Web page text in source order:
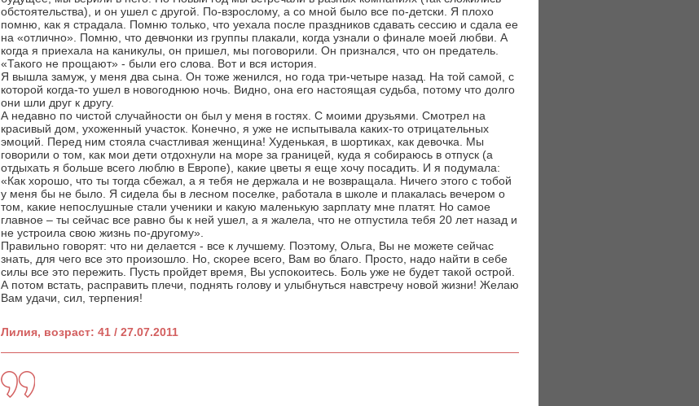
обстоятельства), и он ушел с другой. По-взрослому, а со мной было все по-детски. Я плохо
помню, как я страдала. Помню только, что уехала после праздников сдавать сессию и сдала ее
на «отлично». Помню, что девчонки из группы плакали, когда узнали о финале моей любви. А
когда я приехала на каникулы, он пришел, мы поговорили. Он признался, что он предатель.
«Такого не прощают» - были его слова. Вот и вся история.
Я вышла замуж, у меня два сына. Он тоже женился, но года три-четыре назад. На той самой, с
которой когда-то ушел в новогоднюю ночь. Видно, она его настоящая судьба, потому что долго
они шли друг к другу.
А недавно по чистой случайности он был у меня в гостях. С моими друзьями. Смотрел на
красивый дом, ухоженный участок. Конечно, я уже не испытывала каких-то отрицательных
эмоций. Перед ним стояла счастливая женщина! Худенькая, в шортиках, как девочка. Мы
говорили о том, как мои дети отдохнули на море за границей, куда я собираюсь в отпуск (а
отдыхать я больше всего люблю в Европе), какие цветы я еще хочу посадить. И я подумала:
«Как хорошо, что ты тогда сбежал, а я тебя не держала и не возвращала. Ничего этого с тобой
у меня бы не было. Я сидела бы в лесном поселке, работала в школе и плакалась вечером о
том, какие непослушные стали ученики и какую маленькую зарплату мне платят. Но самое
главное – ты сейчас все равно бы к ней ушел, а я жалела, что не отпустила тебя 20 лет назад и
не устроила свою жизнь по-другому».
Правильно говорят: что ни делается - все к лучшему. Поэтому, Ольга, Вы не можете сейчас
знать, для чего все это произошло. Но, скорее всего, Вам во благо. Просто, надо найти в себе
силы все это пережить. Пусть пройдет время, Вы успокоитесь. Боль уже не будет такой острой.
А потом встать, расправить плечи, поднять голову и улыбнуться навстречу новой жизни! Желаю
Вам удачи, сил, терпения!
Лилия, возраст: 41 / 27.07.2011